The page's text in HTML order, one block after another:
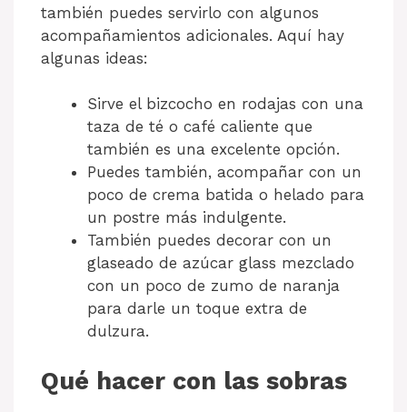
también puedes servirlo con algunos
acompañamientos adicionales. Aquí hay
algunas ideas:
Sirve el bizcocho en rodajas con una
taza de té o café caliente que
también es una excelente opción.
Puedes también, acompañar con un
poco de crema batida o helado para
un postre más indulgente.
También puedes decorar con un
glaseado de azúcar glass mezclado
con un poco de zumo de naranja
para darle un toque extra de
dulzura.
Qué hacer con las sobras